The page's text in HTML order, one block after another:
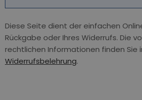
Diese Seite dient der einfachen
Rückgabe oder Ihres Widerrufs. Die
rechtlichen Informationen finden Sie
Widerrufsbelehrung.